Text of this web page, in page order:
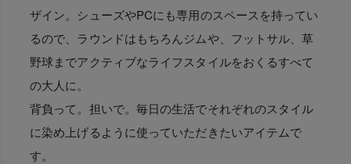
ザイン。シューズやPCにも専用のスペースを持ってい
るので、ラウンドはもちろんジムや、フットサル、草
野球までアクティブなライフスタイルをおくるすべて
の大人に。
背負って。担いで。毎日の生活でそれぞれのスタイル
に染め上げるように使っていただきたいアイテムで
す。